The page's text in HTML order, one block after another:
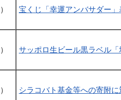
宝くじ「幸運アンバサダー」
サッポロ生ビール黒ラベル
シラコバト基金等への寄附